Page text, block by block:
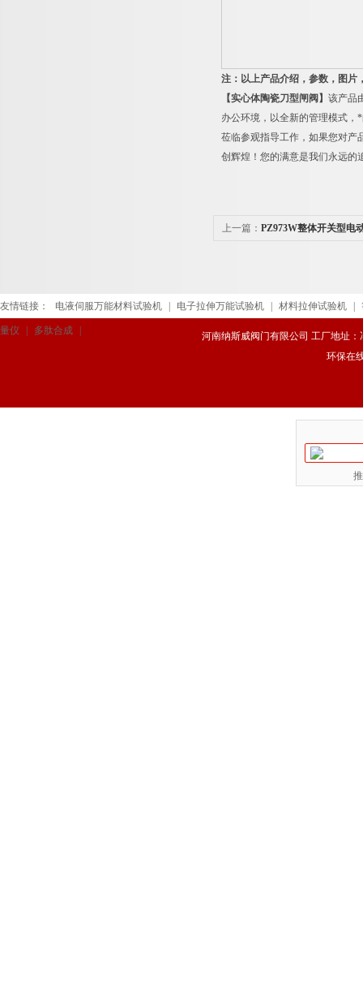
注：以上产品介绍，参数，图片
【实心体陶瓷刀型闸阀】 该产品
办公环境，以全新的管理模式，
莅临参观指导工作，如果您对产
创辉煌！您的满意是我们永远的
上一篇： PZ973W整体开关型电
友情链接： 电液伺服万能材料试验机 电子拉伸万能试验机 材料拉伸试验机
量仪 多肽合成
河南纳斯威阀门有限公司 工厂地址：
环保在